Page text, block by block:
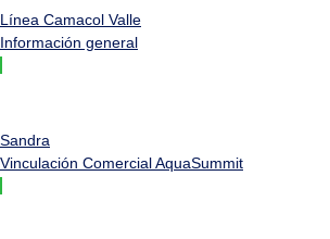
Línea Camacol Valle
Información general
Sandra
Vinculación Comercial AquaSummit